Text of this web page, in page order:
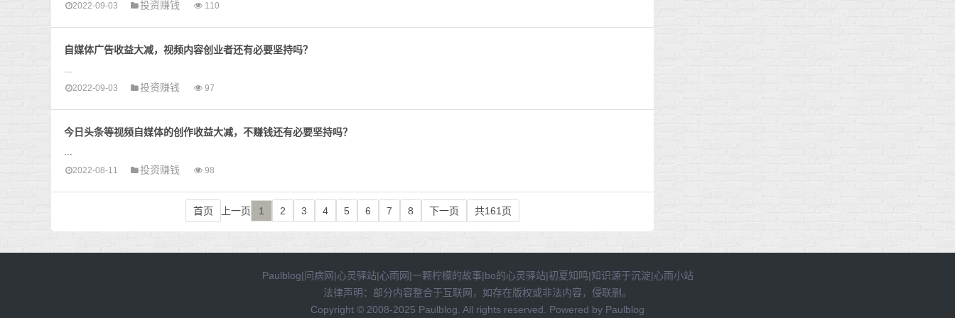
2022-09-03 投资赚钱 110
自媒体广告收益大减，视频内容创业者还有必要坚持吗？
2022-09-03 投资赚钱 97
今日头条等视频自媒体的创作收益大减，不赚钱还有必要坚持吗？
2022-08-11 投资赚钱 98
首页 上一页 1 2 3 4 5 6 7 8 下一页 共161页
Paulblog|问病网|心灵驿站|心雨网|一颗柠檬的故事|bo的心灵驿站|初夏知鸣|知识源于沉淀|心雨小站
法律声明：部分内容整合于互联网，如存在版权或非法内容，侵联删。
Copyright © 2008-2025 Paulblog . All rights reserved. Powered by Paulblog